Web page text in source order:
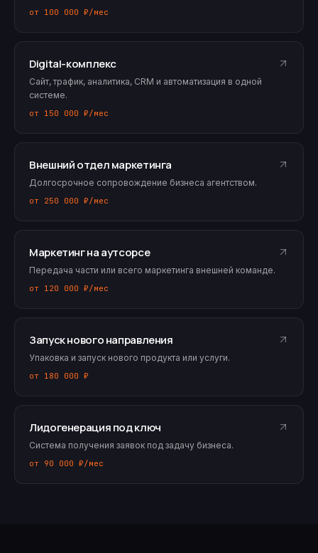
от 100 000 ₽/мес
Digital-комплекс
Сайт, трафик, аналитика, CRM и автоматизация в одной
системе.
от 150 000 ₽/мес
Внешний отдел маркетинга
Долгосрочное сопровождение бизнеса агентством.
от 250 000 ₽/мес
Маркетинг на аутсорсе
Передача части или всего маркетинга внешней команде.
от 120 000 ₽/мес
Запуск нового направления
Упаковка и запуск нового продукта или услуги.
от 180 000 ₽
Лидогенерация под ключ
Система получения заявок под задачу бизнеса.
от 90 000 ₽/мес